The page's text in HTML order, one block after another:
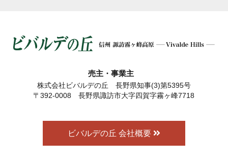
売主・事業主
株式会社ビバルデの丘 長野県知事(3)第5395号
〒392-0008 長野県諏訪市大字四賀字霧ヶ峰7718
ビバルデの丘 会社概要